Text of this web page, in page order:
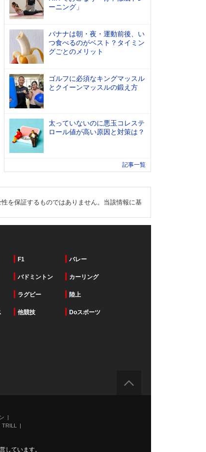
ーニング」
バナナは朝・夜・運動前後、い
つ食べるのがベスト？タイミン
グごとのメリット
ゴルフに必須なキングマッスル
とクイーンマッスルの鍛え方
太っていないのに悪玉コレステ
ロール値が高い原因と対策は？
記事一覧
を保証するものではありません。当該情報に基
F1 バレー
バドミントン カーリング
ラグビー 陸上
他競技 Doスポーツ
しています。